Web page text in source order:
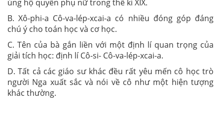
ủng hộ quyền phụ nữ trong thế kỉ XIX.
B. Xô-phi-a Cô-va-lép-xcai-a có nhiều đóng góp đáng
chú ý cho toán học và cơ học.
C. Tên của bà gắn liền với một định lí quan trọng của
giải tích học: định lí Cô-si- Cô-va-lép-xcai-a.
D. Tất cả các giáo sư khác đều rất yêu mến cô học trò
người Nga xuất sắc và nói về cô như một hiện tượng
khác thường.